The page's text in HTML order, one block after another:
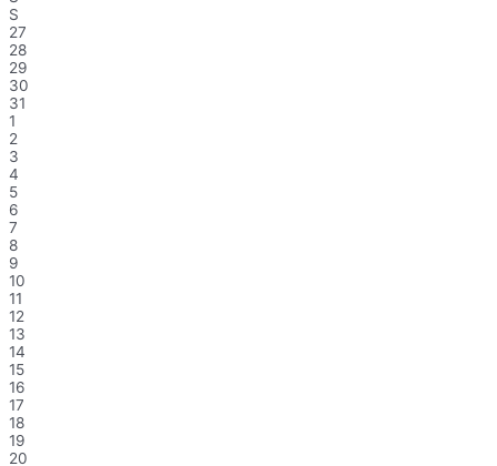
S
27
28
29
30
31
1
2
3
4
5
6
7
8
9
10
11
12
13
14
15
16
17
18
19
20